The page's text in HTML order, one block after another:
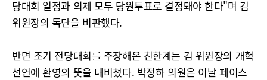
당대회 일정과 의제 모두 당원투표로 결정돼야 한다"며 김
위원장의 독단을 비판했다.
반면 조기 전당대회를 주장해온 친한계는 김 위원장의 개혁
선언에 환영의 뜻을 내비쳤다. 박정하 의원은 이날 페이스